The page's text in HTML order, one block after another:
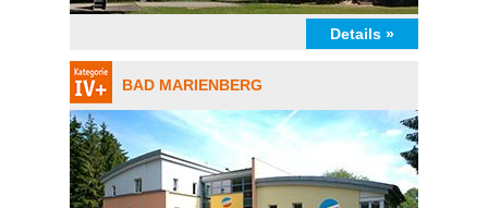
Details »
BAD MARIENBERG